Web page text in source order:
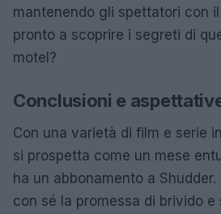
mantenendo gli spettatori con
pronto a scoprire i segreti di
motel?
Conclusioni e
Con una varietà di film e serie
si prospetta come un mese
ha un abbonamento a
con sé la promessa di brivido e